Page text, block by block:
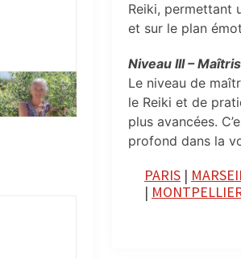
Reiki, permettant
et sur le plan
Niveau III –
Le niveau de
le Reiki et de
plus avancées.
profond dans la
PARIS |
|